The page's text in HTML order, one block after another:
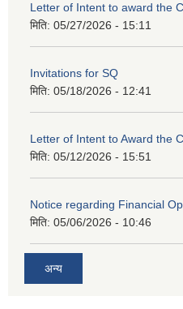
Letter of Intent to award the
मिति: 05/27/2026 - 15:11
Invitations for SQ
मिति: 05/18/2026 - 12:41
Letter of Intent to Award the
मिति: 05/12/2026 - 15:51
Notice regarding Financial
मिति: 05/06/2026 - 10:46
अन्य